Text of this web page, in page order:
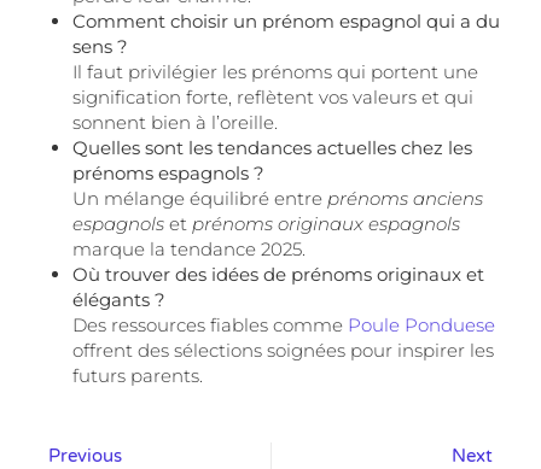
Comment choisir un prénom espagnol qui a du
sens ?
Il faut privilégier les prénoms qui portent une
signification forte, reflètent vos valeurs et qui
sonnent bien à l’oreille.
Quelles sont les tendances actuelles chez les
prénoms espagnols ?
Un mélange équilibré entre prénoms anciens
espagnols et prénoms originaux espagnols
marque la tendance 2025.
Où trouver des idées de prénoms originaux et
élégants ?
Des ressources fiables comme Poule Ponduese
offrent des sélections soignées pour inspirer les
futurs parents.
Previous Next